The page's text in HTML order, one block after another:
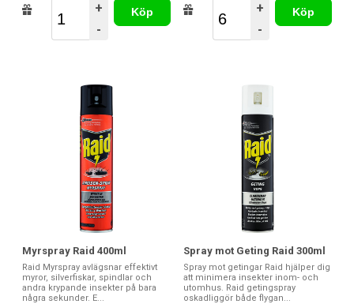
+
-
Köp
+
-
Köp
Myrspray Raid 400ml
Raid Myrspray avlägsnar effektivt
myror, silverfiskar, spindlar och
andra krypande insekter på bara
några sekunder. E...
Spray mot Geting Raid 300ml
Spray mot getingar Raid hjälper dig
att minimera insekter inom- och
utomhus. Raid getingspray
oskadliggör både flygan...